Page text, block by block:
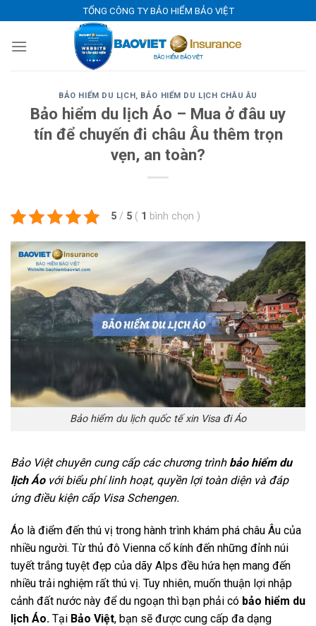
to
content
TỔNG CÔNG TY BẢO HIỂM BẢO VIỆT
BẢO HIỂM DU LỊCH, BẢO HIỂM DU LỊCH CHÂU ÂU
Bảo hiểm du lịch Áo – Mua ở đâu uy
tín để chuyến đi châu Âu thêm trọn
vẹn, an toàn?
5 / 5 ( 1 bình chọn )
Bảo hiểm du lịch quốc tế xin Visa đi Áo
Bảo Việt chuyên cung cấp các chương trình bảo hiểm du
lịch Áovới biểu phí linh hoạt, quyền lợi toàn diện và đáp
ứng điều kiện cấp Visa Schengen.
Áo là điểm đến thú vị trong hành trình khám phá châu Âu của
nhiều người. Từ thủ đô Vienna cổ kính đến những đỉnh núi
tuyết trắng tuyệt đẹp của dãy Alps đều hứa hẹn mang đến
nhiều trải nghiệm rất thú vị. Tuy nhiên, muốn thuận lợi nhập
cảnh đất nước này để du ngoạn thì bạn phải có bảo hiểm du
lịch Áo. Tại Bảo Việt, bạn sẽ được cung cấp đa dạng